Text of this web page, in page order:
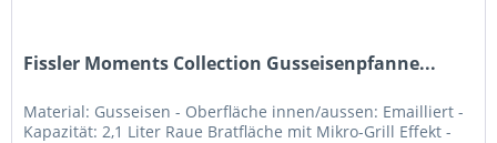
Fissler Moments Collection Gusseisenpfanne...
Material: Gusseisen - Oberfläche innen/aussen: Emailliert -
Kapazität: 2,1 Liter Raue Bratfläche mit Mikro-Grill Effekt -